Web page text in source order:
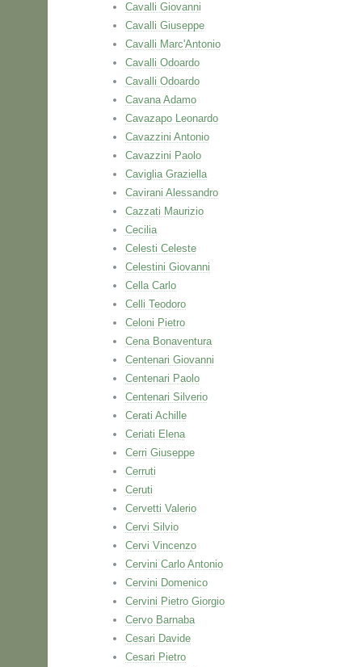
Cavalli Giovanni
Cavalli Giuseppe
Cavalli Marc'Antonio
Cavalli Odoardo
Cavalli Odoardo
Cavana Adamo
Cavazapo Leonardo
Cavazzini Antonio
Cavazzini Paolo
Caviglia Graziella
Cavirani Alessandro
Cazzati Maurizio
Cecilia
Celesti Celeste
Celestini Giovanni
Cella Carlo
Celli Teodoro
Celoni Pietro
Cena Bonaventura
Centenari Giovanni
Centenari Paolo
Centenari Silverio
Cerati Achille
Ceriati Elena
Cerri Giuseppe
Cerruti
Ceruti
Cervetti Valerio
Cervi Silvio
Cervi Vincenzo
Cervini Carlo Antonio
Cervini Domenico
Cervini Pietro Giorgio
Cervo Barnaba
Cesari Davide
Cesari Pietro